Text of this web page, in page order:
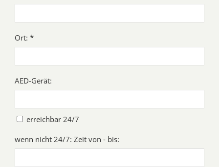
Ort: *
AED-Gerät:
erreichbar 24/7
wenn nicht 24/7: Zeit von - bis: